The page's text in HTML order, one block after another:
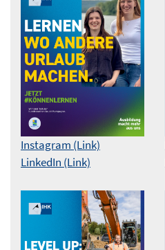
Instagram (Link)
LinkedIn (Link)